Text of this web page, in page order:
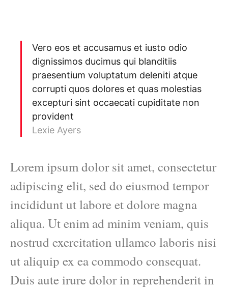
Vero eos et accusamus et iusto odio
dignissimos ducimus qui blanditiis
praesentium voluptatum deleniti atque
corrupti quos dolores et quas molestias
excepturi sint occaecati cupiditate non
provident
Lexie Ayers
Lorem ipsum dolor sit amet, consectetur
adipiscing elit, sed do eiusmod tempor
incididunt ut labore et dolore magna
aliqua. Ut enim ad minim veniam, quis
nostrud exercitation ullamco laboris nisi
ut aliquip ex ea commodo consequat.
Duis aute irure dolor in reprehenderit in